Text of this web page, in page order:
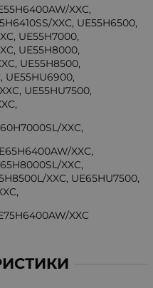
XXC,
XXC, UE55H6500,
UE55H7000,
UE55H8000,
UE55H8500,
UE55HU6900,
UE55HU7500,
XXC,
XXC,
XXC,
XXC, UE65HU7500,
XXC